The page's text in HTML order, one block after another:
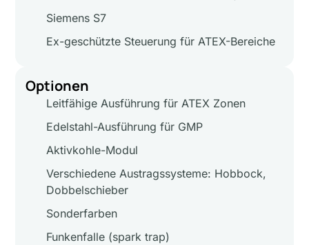
Siemens S7
Ex-geschützte Steuerung für ATEX-Bereiche
Optionen
Leitfähige Ausführung für ATEX Zonen
Edelstahl-Ausführung für GMP
Aktivkohle-Modul
Verschiedene Austragssysteme: Hobbock,
Dobbelschieber
Sonderfarben
Funkenfalle (spark trap)